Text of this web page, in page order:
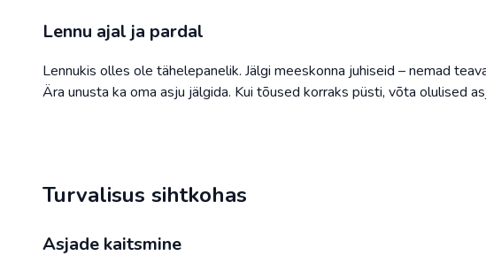
Lennu ajal ja pardal
Lennukis olles ole tähelepanelik. Jälgi meeskonna juhiseid – nemad
Ära unusta ka oma asju jälgida. Kui tõused korraks püsti, võta olulised
Turvalisus sihtkohas
Asjade kaitsmine